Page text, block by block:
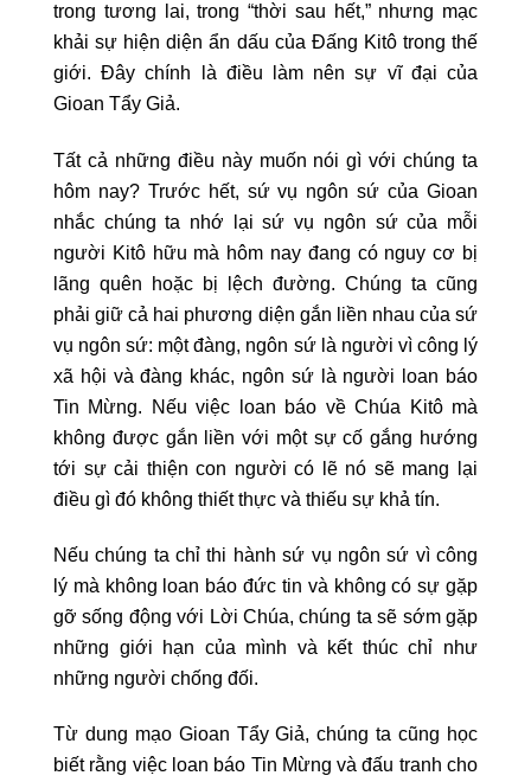
trong tương lai, trong “thời sau hết,” nhưng mạc
khải sự hiện diện ẩn dấu của Đấng Kitô trong thế
giới. Đây chính là điều làm nên sự vĩ đại của
Gioan Tẩy Giả.
Tất cả những điều này muốn nói gì với chúng ta
hôm nay? Trước hết, sứ vụ ngôn sứ của Gioan
nhắc chúng ta nhớ lại sứ vụ ngôn sứ của mỗi
người Kitô hữu mà hôm nay đang có nguy cơ bị
lãng quên hoặc bị lệch đường. Chúng ta cũng
phải giữ cả hai phương diện gắn liền nhau của sứ
vụ ngôn sứ: một đàng, ngôn sứ là người vì công lý
xã hội và đàng khác, ngôn sứ là người loan báo
Tin Mừng. Nếu việc loan báo về Chúa Kitô mà
không được gắn liền với một sự cố gắng hướng
tới sự cải thiện con người có lẽ nó sẽ mang lại
điều gì đó không thiết thực và thiếu sự khả tín.
Nếu chúng ta chỉ thi hành sứ vụ ngôn sứ vì công
lý mà không loan báo đức tin và không có sự gặp
gỡ sống động với Lời Chúa, chúng ta sẽ sớm gặp
những giới hạn của mình và kết thúc chỉ như
những người chống đối.
Từ dung mạo Gioan Tẩy Giả, chúng ta cũng học
biết rằng việc loan báo Tin Mừng và đấu tranh cho